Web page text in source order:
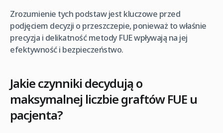
Zrozumienie tych podstaw jest kluczowe przed
podjęciem decyzji o przeszczepie, ponieważ to właśnie
precyzja i delikatność metody FUE wpływają na jej
efektywność i bezpieczeństwo.
Jakie czynniki decydują o
maksymalnej liczbie graftów FUE u
pacjenta?